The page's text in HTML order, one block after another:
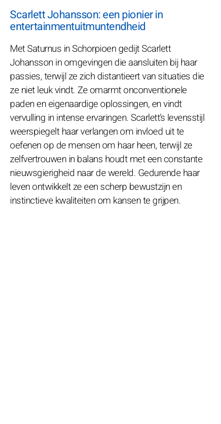
Scarlett Johansson: een pionier in
entertainmentuitmuntendheid
Met Saturnus in Schorpioen gedijt Scarlett
Johansson in omgevingen die aansluiten bij haar
passies, terwijl ze zich distantieert van situaties die
ze niet leuk vindt. Ze omarmt onconventionele
paden en eigenaardige oplossingen, en vindt
vervulling in intense ervaringen. Scarlett’s levensstijl
weerspiegelt haar verlangen om invloed uit te
oefenen op de mensen om haar heen, terwijl ze
zelfvertrouwen in balans houdt met een constante
nieuwsgierigheid naar de wereld. Gedurende haar
leven ontwikkelt ze een scherp bewustzijn en
instinctieve kwaliteiten om kansen te grijpen.